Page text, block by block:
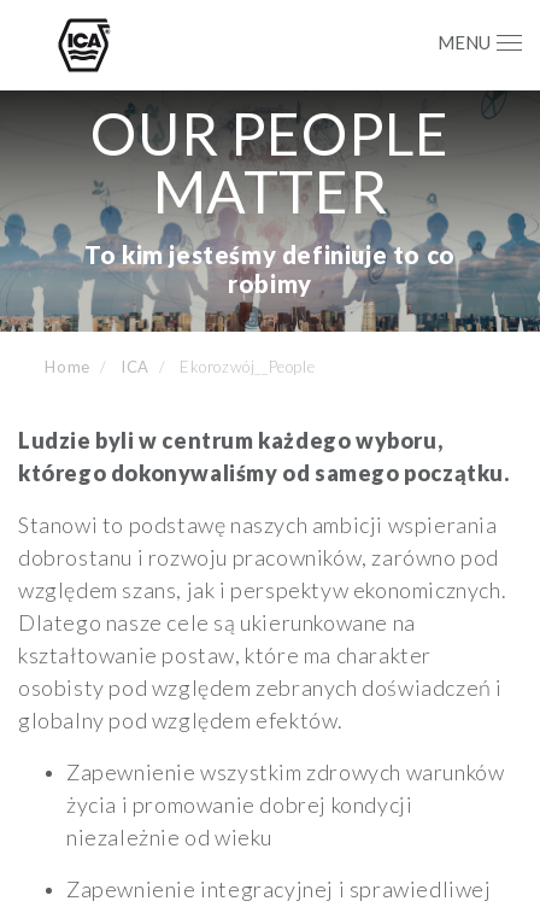
MENU
OUR PEOPLE
MATTER
To kim jesteśmy definiuje to co
robimy
Home ICA Ekorozwój__People
Ludzie byli w centrum każdego wyboru,
którego dokonywaliśmy od samego początku.
Stanowi to podstawę naszych ambicji wspierania
dobrostanu i rozwoju pracowników, zarówno pod
względem szans, jak i perspektyw ekonomicznych.
Dlatego nasze cele są ukierunkowane na
kształtowanie postaw, które ma charakter
osobisty pod względem zebranych doświadczeń i
globalny pod względem efektów.
Zapewnienie wszystkim zdrowych warunków
życia i promowanie dobrej kondycji
niezależnie od wieku
Zapewnienie integracyjnej i sprawiedliwej